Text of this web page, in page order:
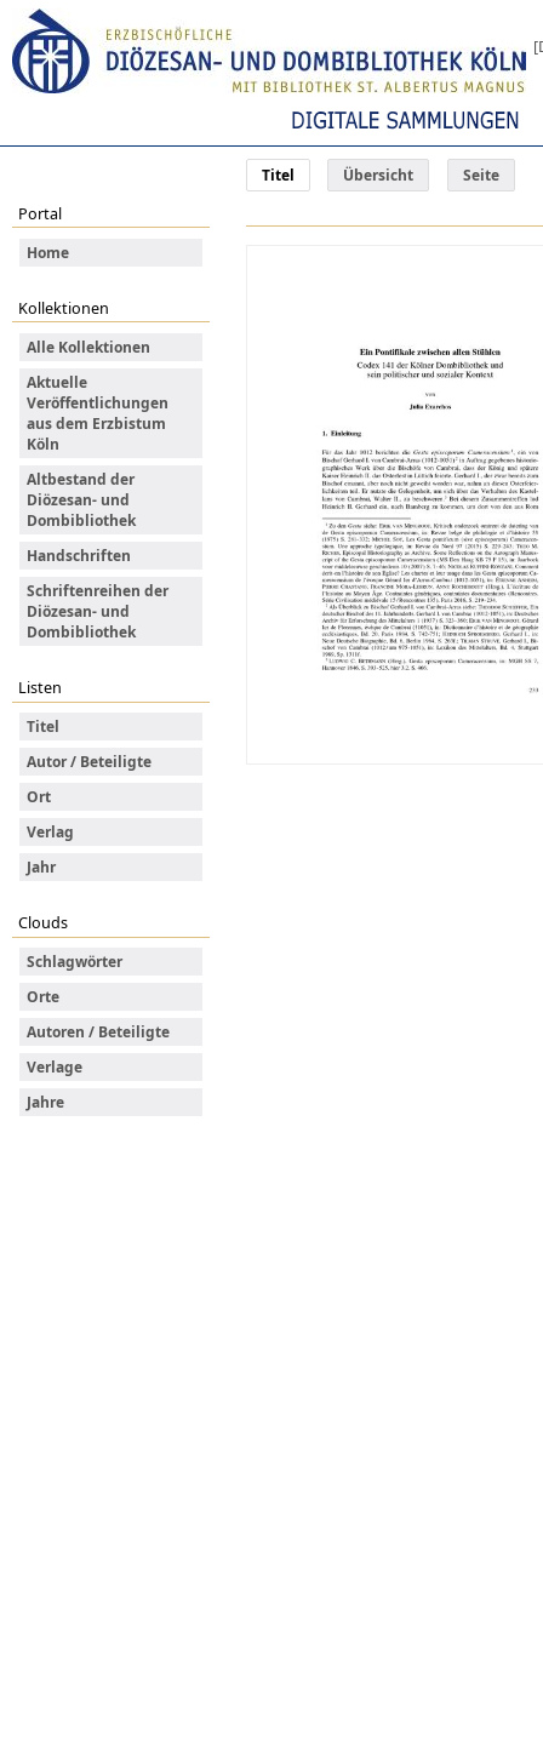
Titel Übersicht Seite
Portal
Home
Kollektionen
Alle Kollektionen
Aktuelle
Veröffentlichungen
aus dem Erzbistum
Köln
Altbestand der
Diözesan- und
Dombibliothek
Handschriften
Schriftenreihen der
Diözesan- und
Dombibliothek
Listen
Titel
Autor / Beteiligte
Ort
Verlag
Jahr
Clouds
Schlagwörter
Orte
Autoren / Beteiligte
Verlage
Jahre